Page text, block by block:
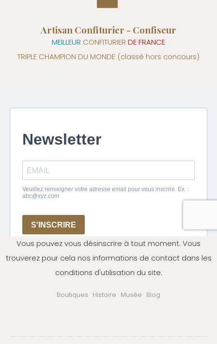
Artisan Confiturier - Confiseur
MEILLEUR CONFITURIER DE FRANCE
TRIPLE CHAMPION DU MONDE (classé hors concours)
Vous pouvez vous désinscrire à tout moment. Vous
trouverez pour cela nos informations de contact dans les
conditions d'utilisation du site.
Boutiques Histoire Musée Blog